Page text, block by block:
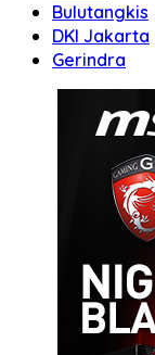
Bulutangkis
DKI Jakarta
Gerindra